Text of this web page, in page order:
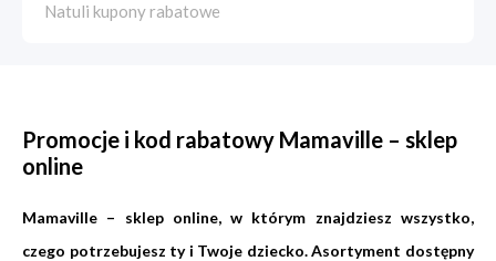
Natuli kupony rabatowe
Promocje i kod rabatowy Mamaville – sklep
online
Mamaville – sklep online, w którym znajdziesz wszystko,
czego potrzebujesz ty i Twoje dziecko. Asortyment dostępny